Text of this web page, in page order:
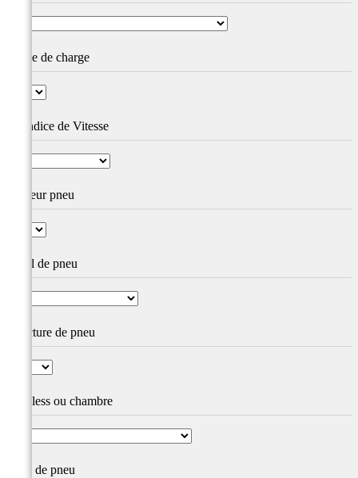
Indice de charge
IV Indice de Vitesse
Largeur pneu
Profil de pneu
Structure de pneu
Tubeless ou chambre
Type de pneu